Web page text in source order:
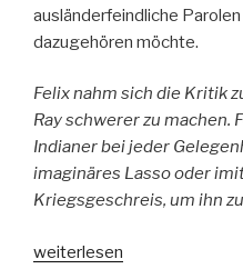
ausländerfeindliche
dazugehören möchte.
Felix nahm sich die Kritik
Ray schwerer zu machen.
Indianer bei jeder
imaginäres Lasso oder
Kriegsgeschreis, um ihn
„Meine
weiterlesen